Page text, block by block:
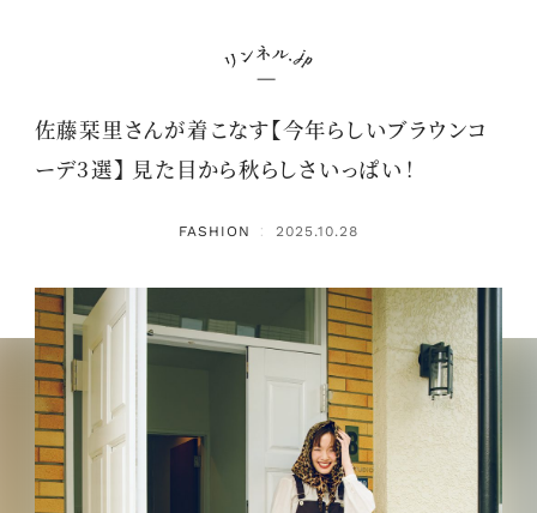
佐藤栞里さんが着こなす【今年らしいブラウンコ
ーデ3選】 見た目から秋らしさいっぱい！
FASHION ： 2025.10.28